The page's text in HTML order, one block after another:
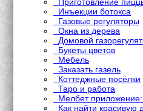
Инъекции ботокса
Газовые регуляторы
Окна из дерева
Домовой
Букеты цветов
Мебель
Заказать газель
Коттеджные посёлки
Таро и работа
Мелбет
Как найти красивую